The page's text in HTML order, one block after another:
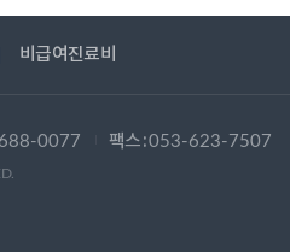
비급여진료비
0077 팩스 :053-623-7507